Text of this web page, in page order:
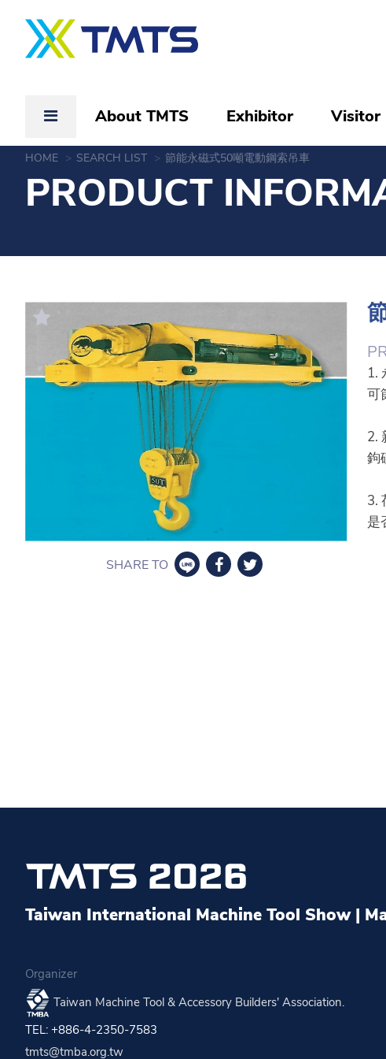
About TMTS Exhibitor Visitor
HOME SEARCH LIST 節能永磁式50噸電動鋼索吊車
PRODUCT
SHARE TO
1.
可
2.
鉤
3.
是
Taiwan International Machine Tool Show |
Organizer
Taiwan Machine Tool & Accessory Builders' Association.
TEL: +886-4-2350-7583
tmts@tmba.org.tw